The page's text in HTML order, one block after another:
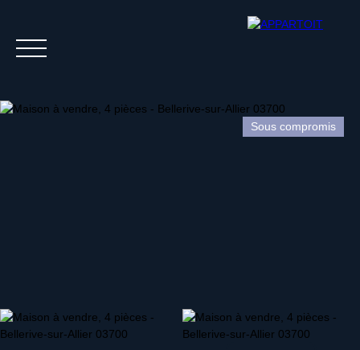
Sous compromis